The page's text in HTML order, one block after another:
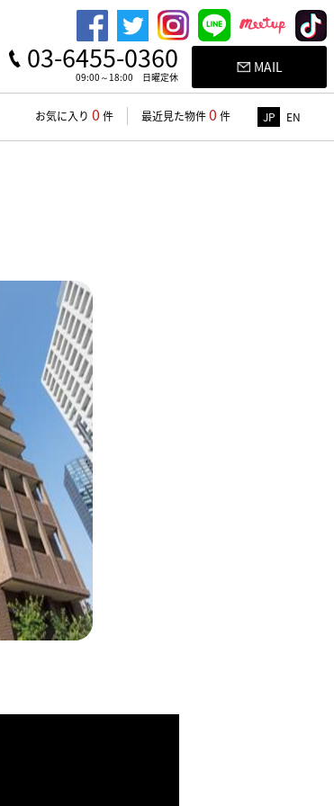
03-6455-0360
09:00～18:00 日曜定休
MAIL
お気に入り 0 件 最近見た物件0 件 JP EN